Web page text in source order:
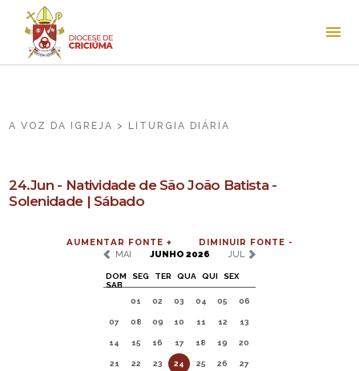
A VOZ DA IGREJA > LITURGIA DIÁRIA
24.Jun - Natividade de São João Batista -
Solenidade | Sábado
AUMENTAR FONTE +
DIMINUIR FONTE -
MAI
JUNHO 2026 JUL
DOM SEG TER QUA QUI
SEX
SAB
01
02 03 04 05 06
07 08 09 10 11 12 13
14 15 16 17 18 19 20
21 22 23 24 25 26 27